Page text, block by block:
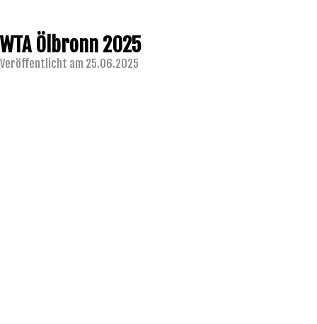
WTA Ölbronn 2025
Veröffentlicht am 25.06.2025